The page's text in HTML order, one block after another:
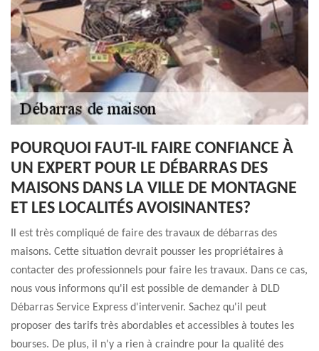
POURQUOI FAUT-IL FAIRE CONFIANCE À
UN EXPERT POUR LE DÉBARRAS DES
MAISONS DANS LA VILLE DE MONTAGNE
ET LES LOCALITÉS AVOISINANTES?
Il est très compliqué de faire des travaux de débarras des
maisons. Cette situation devrait pousser les propriétaires à
contacter des professionnels pour faire les travaux. Dans ce cas,
nous vous informons qu'il est possible de demander à DLD
Débarras Service Express d'intervenir. Sachez qu'il peut
proposer des tarifs très abordables et accessibles à toutes les
bourses. De plus, il n'y a rien à craindre pour la qualité des